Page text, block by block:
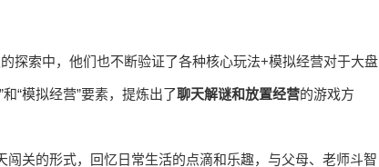
探索中，他们也不断验证了各种核心玩法+模拟经营对于大盘
“模拟经营”要素，提炼出了聊天解谜和放置经营的游戏方
关的形式，回忆日常生活的点滴和乐趣，与父母、老师斗智